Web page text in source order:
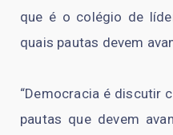
que é o colégio de
quais pautas devem
“Democracia é discutir
pautas que devem